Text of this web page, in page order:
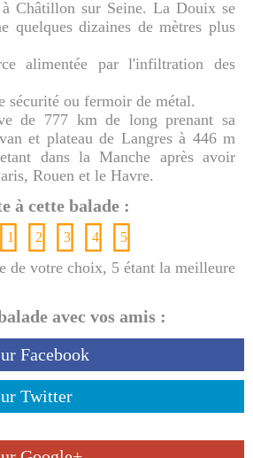
à Châtillon sur Seine. La Douix se
quelques dizaines de mètres plus
alimentée par l'infiltration des
sécurité ou fermoir de métal.
de 777 km de long prenant sa
et plateau de Langres à 446 m
dans la Manche après avoir
Rouen et le Havre.
à cette balade :
1 2 3 4 5
de votre choix, 5 étant la meilleure
avec vos amis :
Facebook
Twitter